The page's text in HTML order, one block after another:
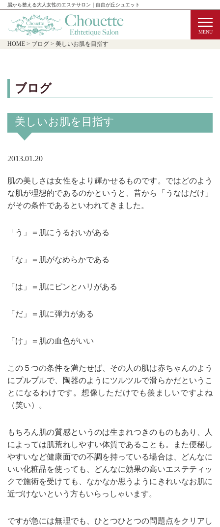
腸から整える大人女性のエステサロン｜自由が丘シュエット
HOME > ブログ > 美しいお肌を目指す
ブログ
美しいお肌を目指す
2013.01.20
肌の美しさは女性をより輝かせるものです。ではどのよう
な肌が理想的であるのかというと、昔から「うなはだけ」
がその条件であるといわれてきました。
「う」＝肌にうるおいがある
「な」＝肌がなめらかである
「は」＝肌にピンとハリがある
「だ」＝肌に弾力がある
「け」＝肌の血色がいい
この５つの条件を満たせば、その人の肌は赤ちゃんのよう
にプルプルで、陶器のようにツルツルで滑らかだというこ
とになるわけです。想像しただけでも羨ましいですよね
（笑い）。
もちろん肌の質感というのは生まれつきのものもあり、人
によっては肌荒れしやすい体質であることも。また便秘し
やすいなど健康面での不調を持っている場合は、どんなに
いい化粧品を使っても、どんなに効果の高いエステティッ
クで施術を受けても、なかなか思うようにきれいなお肌に
近づけないという方もいらっしゃいます。
ですが急には無理でも、ひとつひとつの問題点をクリアし